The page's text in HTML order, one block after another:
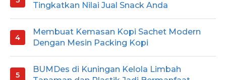
Tingkatkan Nilai Jual Snack Anda
Membuat Kemasan Kopi Sachet Modern
Dengan Mesin Packing Kopi
BUMDes di Kuningan Kelola Limbah